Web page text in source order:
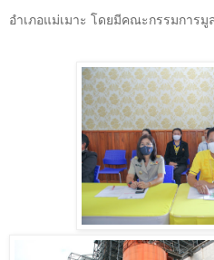
อำเภอแม่เมาะ โดยมีคณะกรรมการ